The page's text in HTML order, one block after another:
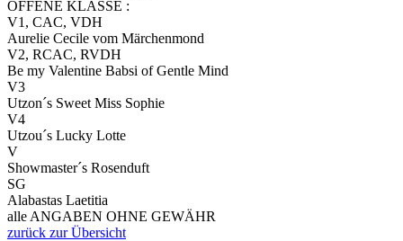
OFFENE KLASSE :
V1, CAC, VDH
Aurelie Cecile vom Märchenmond
V2, RCAC, RVDH
Be my Valentine Babsi of Gentle Mind
V3
Utzon´s Sweet Miss Sophie
V4
Utzou´s Lucky Lotte
V
Showmaster´s Rosenduft
SG
Alabastas Laetitia
alle ANGABEN OHNE GEWÄHR
zurück zur Übersicht